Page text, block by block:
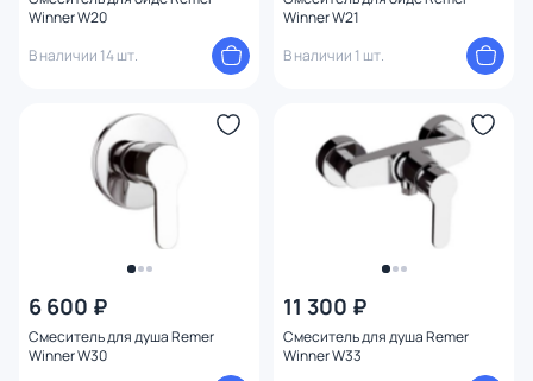
Winner W20
В наличии 14 шт.
Winner W21
В наличии 1 шт.
6 600 ₽
Смеситель для душа Remer
Winner W30
11 300 ₽
Смеситель для душа Remer
Winner W33